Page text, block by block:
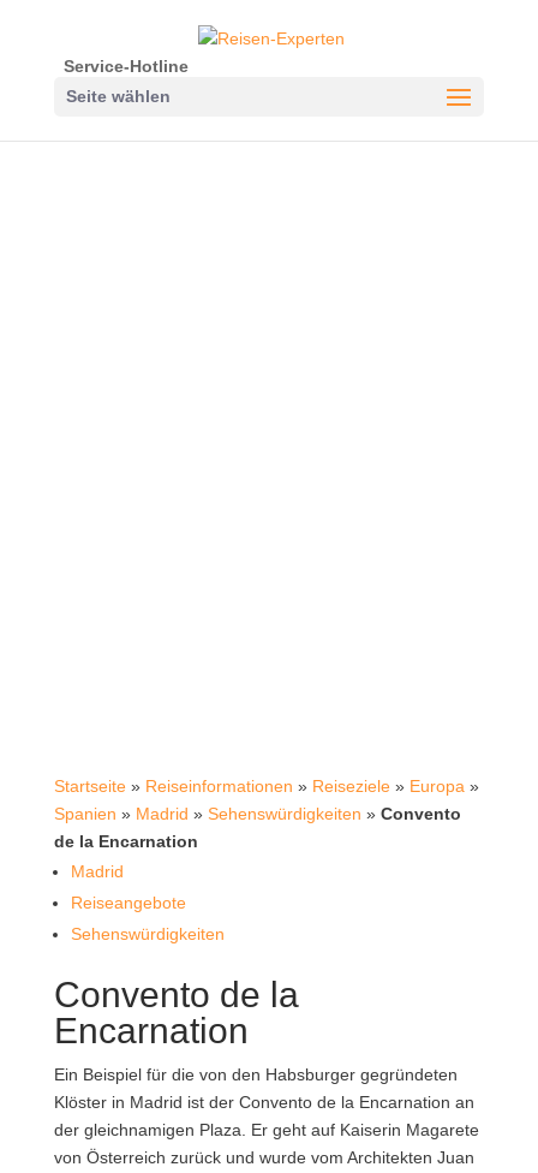
Service-Hotline
Seite wählen
Startseite» Reiseinformationen » Reiseziele» Europa »
Spanien » Madrid » Sehenswürdigkeiten » Convento
de la Encarnation
Madrid
Reiseangebote
Sehenswürdigkeiten
Convento de la
Encarnation
Ein Beispiel für die von den Habsburger gegründeten
Klöster in Madrid ist der Convento de la Encarnation an
der gleichnamigen Plaza. Er geht auf Kaiserin Magarete
von Österreich zurück und wurde vom Architekten Juan